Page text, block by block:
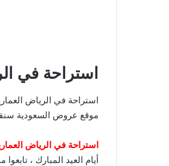
استراحة في
استراحة في الرياض
موقع عروض السعودية
استراحة في الرياض
أيام العيد المبارك ،